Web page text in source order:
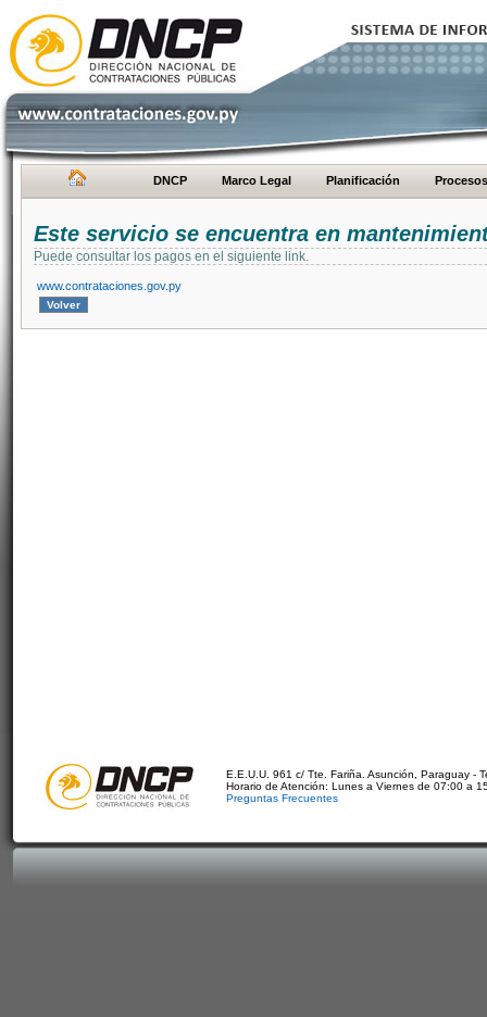
DNCP Marco Legal Planificación Procesos
Este servicio se encuentra en
Puede consultar los pagos en el siguiente link.
www.contrataciones.gov.py
E.E.U.U. 961 c/ Tte. Fariña. Asunción, Paraguay -
Horario de Atención: Lunes a Viernes de 07:00 a
Preguntas Frecuentes